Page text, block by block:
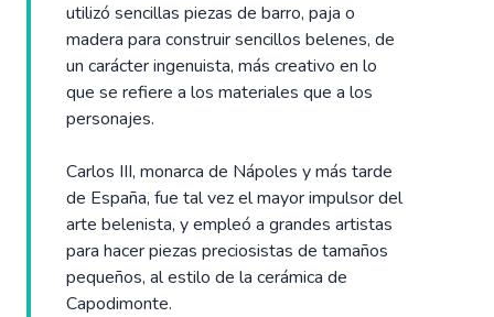
utilizó sencillas piezas de barro, paja o
madera para construir sencillos belenes, de
un carácter ingenuista, más creativo en lo
que se refiere a los materiales que a los
personajes.
Carlos III, monarca de Nápoles y más tarde
de España, fue tal vez el mayor impulsor del
arte belenista, y empleó a grandes artistas
para hacer piezas preciosistas de tamaños
pequeños, al estilo de la cerámica de
Capodimonte.